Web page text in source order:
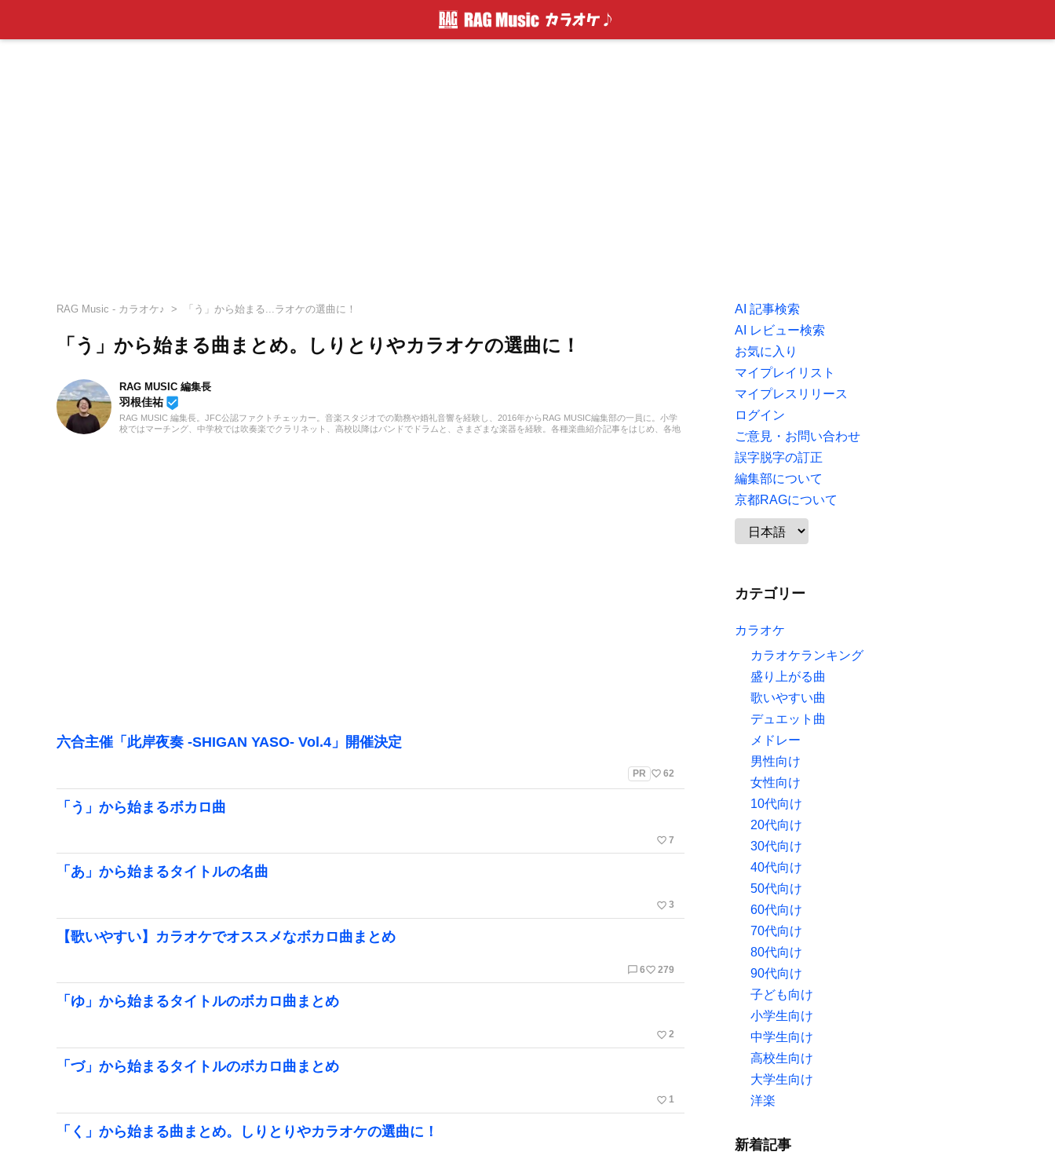
RAG Music - カラオケ♪ 「う」から始まる...ラオケの選曲に！
「う」から始まる曲まとめ。しりとりやカラオケの選曲に！
RAG MUSIC 編集長
羽根佳祐 beenhere
RAG MUSIC 編集長。JFC公認ファクトチェッカー。音楽スタジオでの勤務や婚礼音響を経験し、2016年からRAG MUSIC編集部の一員に。小学
校ではマーチング、中学校では吹奏楽でクラリネット、高校以降はバンドでドラムと、さまざまな楽器を経験。各種楽曲紹介記事をはじめ、各地
六合主催「此岸夜奏 -SHIGAN YASO- Vol.4」開催決定
PR favorite_border 62
「う」から始まるボカロ曲
favorite_border 7
「あ」から始まるタイトルの名曲
favorite_border 3
【歌いやすい】カラオケでオススメなボカロ曲まとめ
chat_bubble_outline 6favorite_border 279
「ゆ」から始まるタイトルのボカロ曲まとめ
favorite_border 2
「づ」から始まるタイトルのボカロ曲まとめ
favorite_border 1
「く」から始まる曲まとめ。しりとりやカラオケの選曲に！
AI 記事検索
AI レビュー検索
お気に入り
マイプレイリスト
マイプレスリリース
ログイン
ご意見・お問い合わせ
誤字脱字の訂正
編集部について
京都RAGについて
カテゴリー
カラオケ
カラオケランキング
盛り上がる曲
歌いやすい曲
デュエット曲
メドレー
男性向け
女性向け
10代向け
20代向け
30代向け
40代向け
50代向け
60代向け
70代向け
80代向け
90代向け
子ども向け
小学生向け
中学生向け
高校生向け
大学生向け
洋楽
新着記事